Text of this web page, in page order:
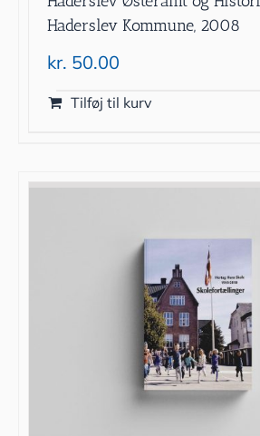
Haderslev Kommune, 2008
kr. 50.00
Tilføj til kurv